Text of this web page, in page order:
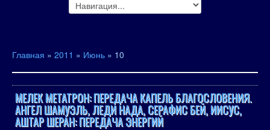
Главная » 2011 » Июнь » 10
МЕЛЕК МЕТАТРОН: ПЕРЕДАЧА КАПЕЛЬ БЛАГОСЛОВЕНИЯ.
АНГЕЛ ШАМУЭЛЬ, ЛЕДИ НАДА, СЕРАФИС БЕЙ, ИИСУС,
АШТАР ШЕРАН: ПЕРЕДАЧА ЭНЕРГИЙ